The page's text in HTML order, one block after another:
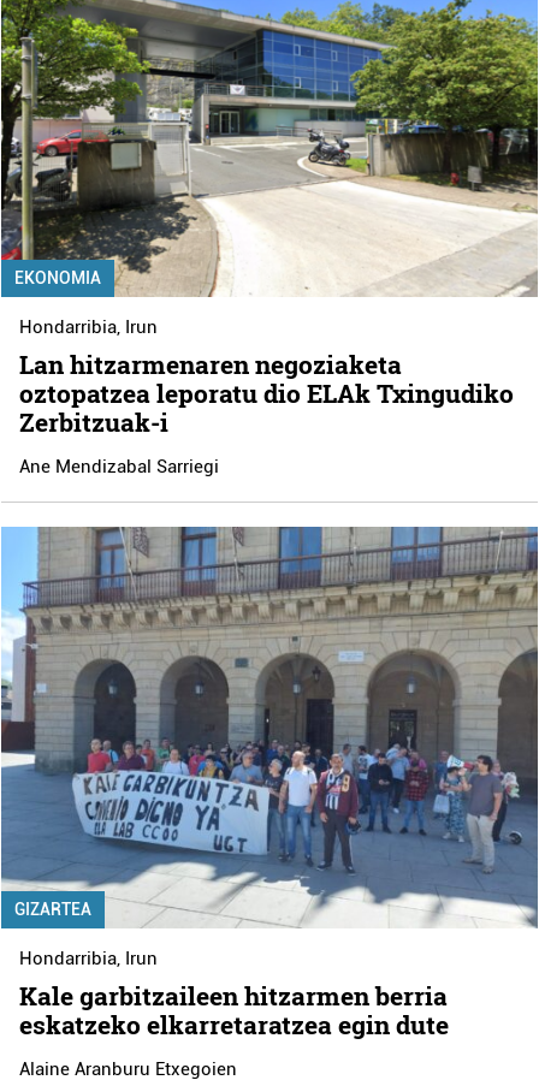
EKONOMIA
Hondarribia, Irun
Lan hitzarmenaren negoziaketa
oztopatzea leporatu dio ELAk Txingudiko
Zerbitzuak-i
Ane Mendizabal Sarriegi
GIZARTEA
Hondarribia, Irun
Kale garbitzaileen hitzarmen berria
eskatzeko elkarretaratzea egin dute
Alaine Aranburu Etxegoien